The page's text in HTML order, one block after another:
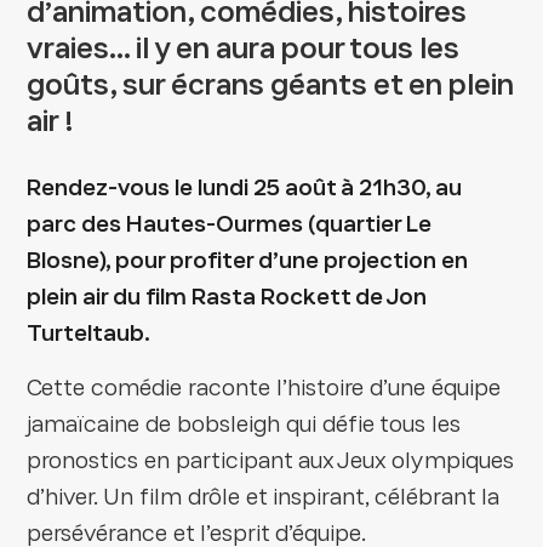
d’animation, comédies, histoires
vraies… il y en aura pour tous les
goûts, sur écrans géants et en plein
air !
Rendez-vous le lundi 25 août à 21h30, au
parc des Hautes-Ourmes (quartier Le
Blosne), pour profiter d’une projection en
plein air du film Rasta Rockett de Jon
Turteltaub.
Cette comédie raconte l’histoire d’une équipe
jamaïcaine de bobsleigh qui défie tous les
pronostics en participant aux Jeux olympiques
d’hiver. Un film drôle et inspirant, célébrant la
persévérance et l’esprit d’équipe.